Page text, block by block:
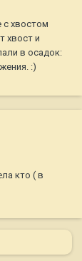
с хвостом
хвост и
в осадок:
:)
кто ( в